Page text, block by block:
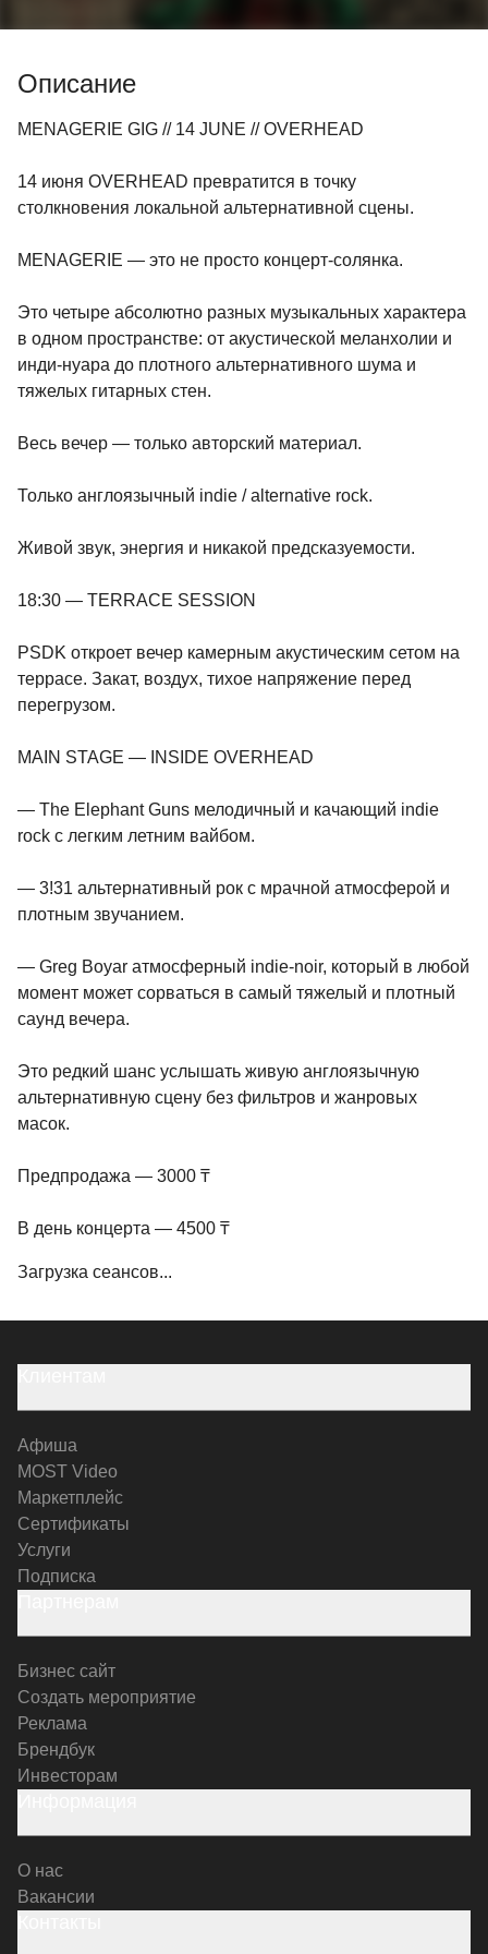
Описание
MENAGERIE GIG // 14 JUNE // OVERHEAD
14 июня OVERHEAD превратится в точку
столкновения локальной альтернативной сцены.
MENAGERIE — это не просто концерт-солянка.
Это четыре абсолютно разных музыкальных характера
в одном пространстве: от акустической меланхолии и
инди-нуара до плотного альтернативного шума и
тяжелых гитарных стен.
Весь вечер — только авторский материал.
Только англоязычный indie / alternative rock.
Живой звук, энергия и никакой предсказуемости.
18:30 — TERRACE SESSION
PSDK откроет вечер камерным акустическим сетом на
террасе. Закат, воздух, тихое напряжение перед
перегрузом.
MAIN STAGE — INSIDE OVERHEAD
— The Elephant Guns мелодичный и качающий indie
rock с легким летним вайбом.
— 3!31 альтернативный рок с мрачной атмосферой и
плотным звучанием.
— Greg Boyar атмосферный indie-noir, который в любой
момент может сорваться в самый тяжелый и плотный
саунд вечера.
Это редкий шанс услышать живую англоязычную
альтернативную сцену без фильтров и жанровых
масок.
Предпродажа — 3000 ₸
В день концерта — 4500 ₸
Загрузка сеансов...
Афиша
MOST Video
Маркетплейс
Сертификаты
Услуги
Подписка
Бизнес сайт
Создать мероприятие
Реклама
Брендбук
Инвесторам
О нас
Вакансии